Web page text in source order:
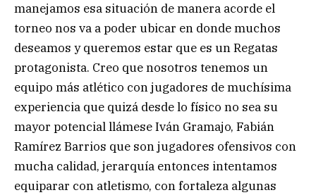
manejamos esa situación de manera acorde el
torneo nos va a poder ubicar en donde muchos
deseamos y queremos estar que es un Regatas
protagonista. Creo que nosotros tenemos un
equipo más atlético con jugadores de muchísima
experiencia que quizá desde lo físico no sea su
mayor potencial llámese Iván Gramajo, Fabián
Ramírez Barrios que son jugadores ofensivos con
mucha calidad, jerarquía entonces intentamos
equiparar con atletismo, con fortaleza algunas